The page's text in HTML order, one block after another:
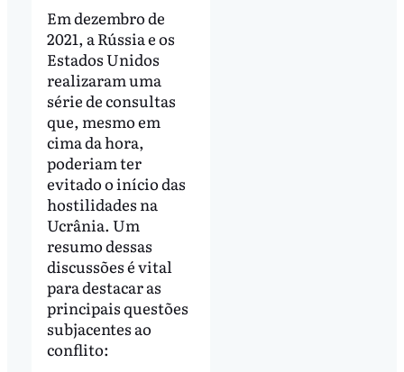
Em dezembro de
2021, a Rússia e os
Estados Unidos
realizaram uma
série de consultas
que, mesmo em
cima da hora,
poderiam ter
evitado o início das
hostilidades na
Ucrânia. Um
resumo dessas
discussões é vital
para destacar as
principais questões
subjacentes ao
conflito: